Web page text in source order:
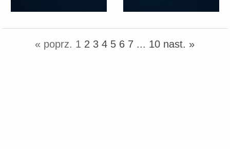
« poprz. 1 2 3 4 5 6 7 ... 10 nast. »